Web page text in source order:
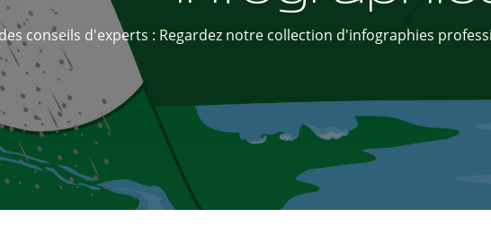
conseils d'experts : Regardez notre collection d'infographies